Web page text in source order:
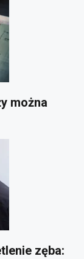
można
zęba: